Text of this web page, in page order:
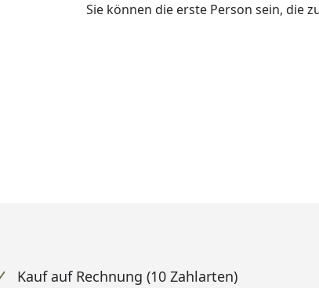
Sie können die erste Person sein, die
Kauf auf Rechnung (10 Zahlarten)